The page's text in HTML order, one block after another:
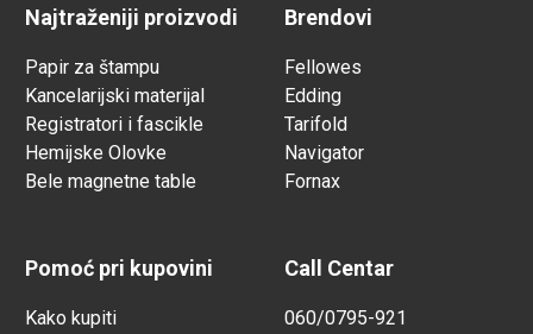
Najtraženiji proizvodi
Papir za štampu
Kancelarijski materijal
Registratori i fascikle
Hemijske Olovke
Bele magnetne table
Brendovi
Fellowes
Edding
Tarifold
Navigator
Fornax
Pomoć pri kupovini
Kako kupiti
Call Centar
060/0795-921